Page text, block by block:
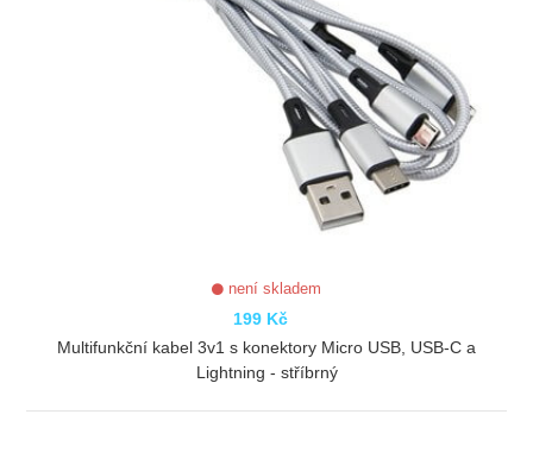
není skladem
199 Kč
Multifunkční kabel 3v1 s konektory Micro USB, USB-C a
Lightning - stříbrný